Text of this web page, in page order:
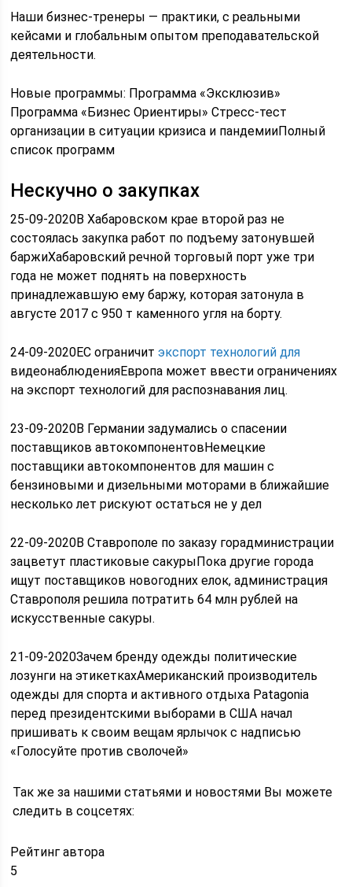
Наши бизнес-тренеры — практики, с реальными
кейсами и глобальным опытом преподавательской
деятельности.
Новые программы: Программа «Эксклюзив»
Программа «Бизнес Ориентиры» Стресс-тест
организации в ситуации кризиса и пандемииПолный
список программ
Нескучно о закупках
25-09-2020В Хабаровском крае второй раз не
состоялась закупка работ по подъему затонувшей
баржиХабаровский речной торговый порт уже три
года не может поднять на поверхность
принадлежавшую ему баржу, которая затонула в
августе 2017 с 950 т каменного угля на борту.
24-09-2020ЕС ограничитэкспорт технологий для
видеонаблюденияЕвропа может ввести ограничениях
на экспорт технологий для распознавания лиц.
23-09-2020В Германии задумались о спасении
поставщиков автокомпонентовНемецкие
поставщики автокомпонентов для машин с
бензиновыми и дизельными моторами в ближайшие
несколько лет рискуют остаться не у дел
22-09-2020В Ставрополе по заказу горадминистрации
зацветут пластиковые сакурыПока другие города
ищут поставщиков новогодних елок, администрация
Ставрополя решила потратить 64 млн рублей на
искусственные сакуры.
21-09-2020Зачем бренду одежды политические
лозунги на этикеткахАмериканский производитель
одежды для спорта и активного отдыха Patagonia
перед президентскими выборами в США начал
пришивать к своим вещам ярлычок с надписью
«Голосуйте против сволочей»
Так же за нашими статьями и новостями Вы можете
следить в соцсетях:
Рейтинг автора
5